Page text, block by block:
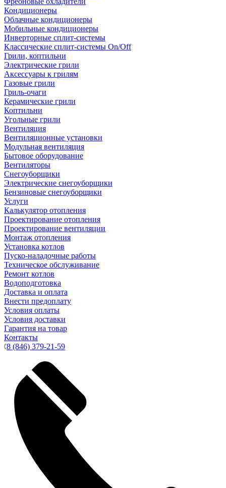
Кондиционеры
Облачные кондиционеры
Мобильные кондиционеры
Инверторные сплит-системы
Классические сплит-системы On/Off
Грили, коптильни
Электрические грили
Аксессуары к грилям
Газовые грили
Гриль-очаги
Керамические грили
Коптильни
Угольные грили
Вентиляция
Вентиляционные установки
Модульная вентиляция
Бытовое оборудование
Вентиляторы
Снегоуборщики
Электрические снегоуборщики
Бензиновые снегоуборщики
Услуги
Калькулятор отопления
Проектирование отопления
Проектирование вентиляции
Монтаж отопления
Установка котлов
Пуско-наладочные работы
Техническое обслуживание
Ремонт котлов
Водоподготовка
Доставка и оплата
Внести предоплату
Условия оплаты
Условия доставки
Гарантия на товар
Контакты
8 (846) 379-21-59